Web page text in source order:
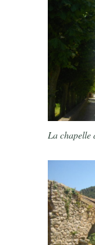
La chapelle